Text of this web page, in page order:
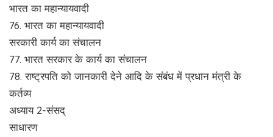
भारत का महान्यायवादी
76. भारत का महान्यायवादी
सरकारी कार्य का संचालन
77. भारत सरकार के कार्य का संचालन
78. राष्ट्रपति को जानकारी देने आदि के संबंध में प्रधान मंत्री के
कर्तव्य
अध्याय 2-संसद्
साधारण